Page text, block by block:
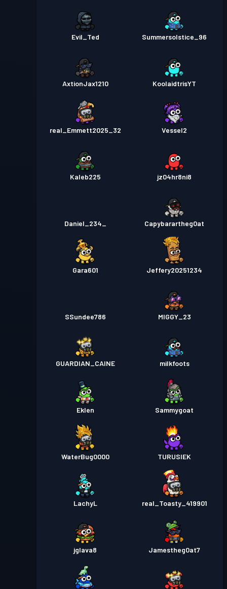
Evil_Ted Summersolstice_96
AxtionJax1210 KoolaidtrisYT
real_Emmett2025_32 Vessel2
Kaleb225 jz04hr8ni8
Daniel_234_ Capybarartheg0at
Gara601 Jeffery20251234
SSundee786 MIGGY_23
GUARDIAN_CAINE milkfoots
Eklen Sammygoat
WaterBug0000 TURUSIEK
LachyL real_Toasty_419901
jglava8 Jamestheg0at7